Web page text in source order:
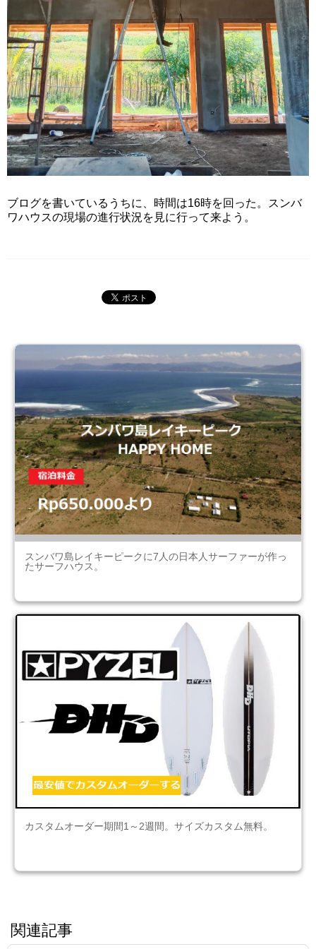
ブログを書いているうちに、時間は16時を回った。スンバ
ワハウスの現場の進行状況を見に行って来よう。
スンバワ島レイキーピークに7人の日本人サーファーが作っ
たサーフハウス。
カスタムオーダー期間1～2週間。サイズカスタム無料。
関連記事